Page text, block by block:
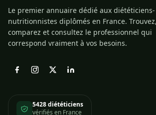
Le premier annuaire dédié aux diététiciens-
nutritionnistes diplômés en France. Trouvez,
comparez et consultez le professionnel qui
correspond vraiment à vos besoins.
5428 diététiciens
vérifiés en France